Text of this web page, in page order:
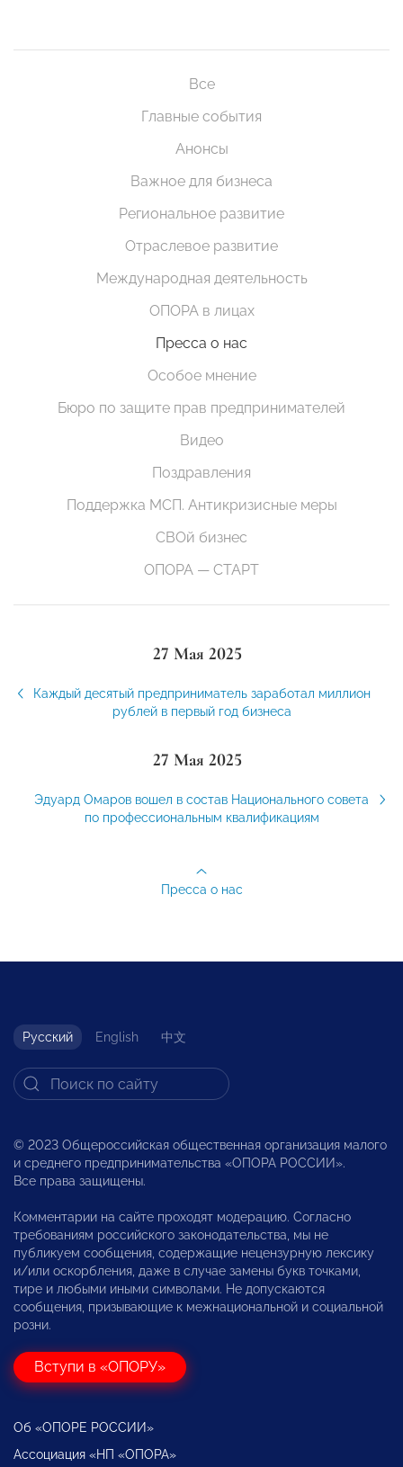
Все
Главные события
Анонсы
Важное для бизнеса
Региональное развитие
Отраслевое развитие
Международная деятельность
ОПОРА в лицах
Пресса о нас
Особое мнение
Бюро по защите прав предпринимателей
Видео
Поздравления
Поддержка МСП. Антикризисные меры
СВОй бизнес
ОПОРА — СТАРТ
27 Мая 2025
Каждый десятый предприниматель заработал миллион
рублей в первый год бизнеса
27 Мая 2025
Эдуард Омаров вошел в состав Национального совета
по профессиональным квалификациям
Пресса о нас
Русский English 中文
© 2023 Общероссийская общественная организация малого
и среднего предпринимательства «ОПОРА РОССИИ».
Все права защищены.
Комментарии на сайте проходят модерацию. Согласно
требованиям российского законодательства, мы не
публикуем сообщения, содержащие нецензурную лексику
и/или оскорбления, даже в случае замены букв точками,
тире и любыми иными символами. Не допускаются
сообщения, призывающие к межнациональной и социальной
розни.
Вступи в «ОПОРУ»
Об «ОПОРЕ РОССИИ»
Ассоциация «НП «ОПОРА»